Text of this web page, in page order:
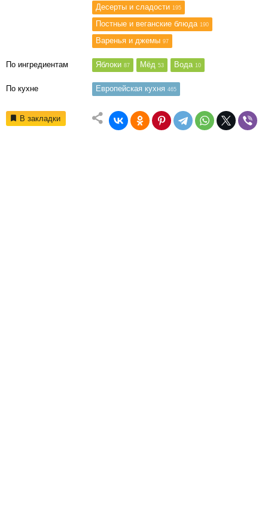
Десерты и сладости 195
Постные и веганские блюда 190
Варенья и джемы 97
По ингредиентам Яблоки 87 Мёд 53 Вода 10
По кухне Европейская кухня 465
В закладки